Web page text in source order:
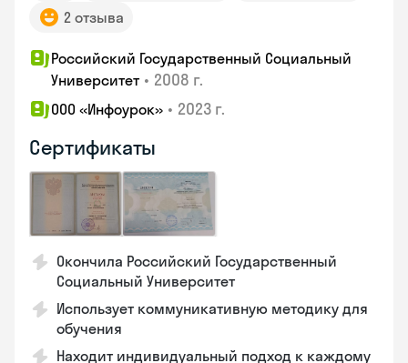
2 отзыва
Российский Государственный Социальный
Университет • 2008 г.
ООО «Инфоурок» • 2023 г.
Сертификаты
Окончила Российский Государственный
Социальный Университет
Использует коммуникативную методику для
обучения
Находит индивидуальный подход к каждому